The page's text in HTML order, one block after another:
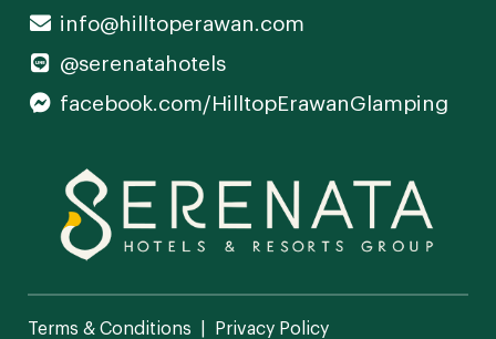
info@hilltoperawan.com
@serenatahotels
facebook.com/HilltopErawanGlamping
Terms & Conditions Privacy Policy